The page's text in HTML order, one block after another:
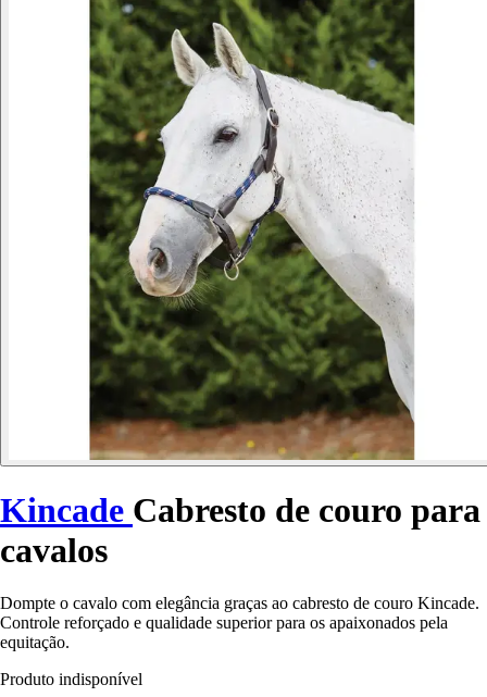
Kincade Cabresto de couro para
cavalos
Dompte o cavalo com elegância graças ao cabresto de couro Kincade.
Controle reforçado e qualidade superior para os apaixonados pela
equitação.
Produto indisponível